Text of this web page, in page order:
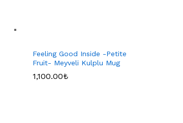
Feeling Good Inside -Petite
Fruit- Meyveli Kulplu Mug
1,100.00₺